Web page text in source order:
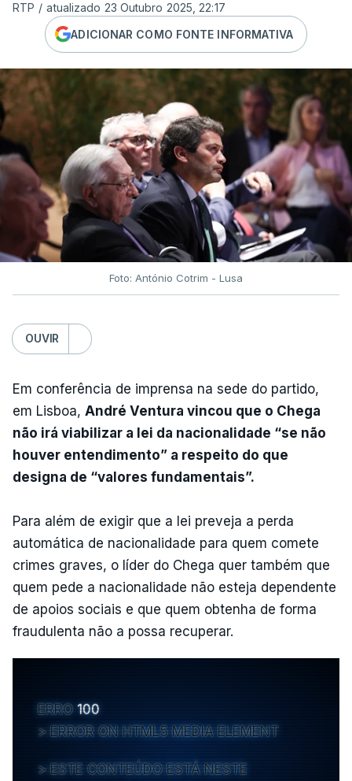
RTP / atualizado 23 Outubro 2025, 22:17
ADICIONAR COMO FONTE INFORMATIVA
Foto: António Cotrim - Lusa
OUVIR
Em conferência de imprensa na sede do partido,
em Lisboa, André Ventura vincou que o Chega
não irá viabilizar a lei da nacionalidade “se não
houver entendimento” a respeito do que
designa de “valores fundamentais”.
Para além de exigir que a lei preveja a perda
automática de nacionalidade para quem comete
crimes graves, o líder do Chega quer também que
quem pede a nacionalidade não esteja dependente
de apoios sociais e que quem obtenha de forma
fraudulenta não a possa recuperar.
ERRO 100
ERROR ON HTML5 MEDIA ELEMENT
ESTE CONTEÚDO ESTÁ NESTE